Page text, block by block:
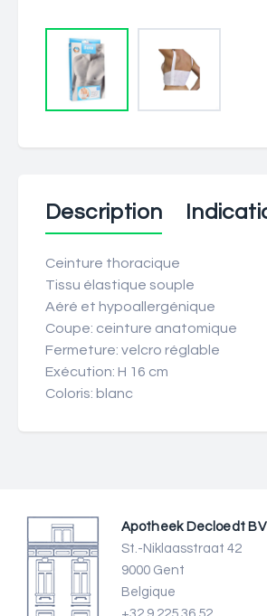
Description
Ceinture thoracique
Tissu élastique souple
Aéré et hypoallergénique
Coupe: ceinture anatomique
Fermeture: velcro réglable
Exécution: H 16 cm
Coloris: blanc
Apotheek Decloedt BV
St.-Niklaasstraat 42
9000 Gent
Belgique